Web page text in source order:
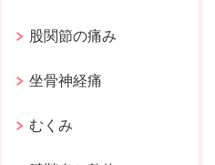
股関節の痛み
坐骨神経痛
むくみ